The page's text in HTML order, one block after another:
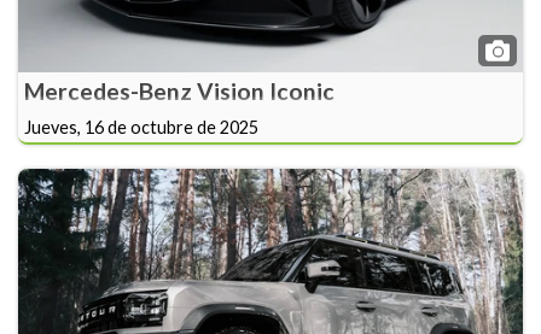
Mercedes-Benz Vision Iconic
Jueves, 16 de octubre de 2025